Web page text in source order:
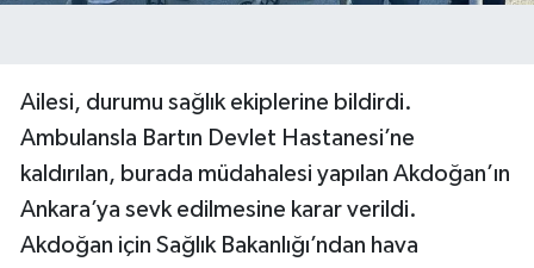
Ailesi, durumu sağlık ekiplerine bildirdi.
Ambulansla Bartın Devlet Hastanesi’ne
kaldırılan, burada müdahalesi yapılan Akdoğan’ın
Ankara’ya sevk edilmesine karar verildi.
Akdoğan için Sağlık Bakanlığı’ndan hava